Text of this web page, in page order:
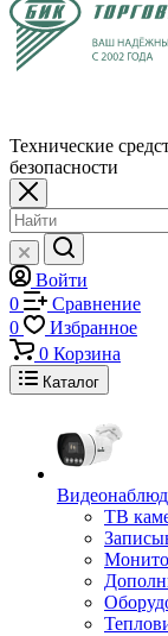
Технические
безопасности
Войти
0
Сравнение
0
Избранное
0 Корзина
Каталог
ТВ